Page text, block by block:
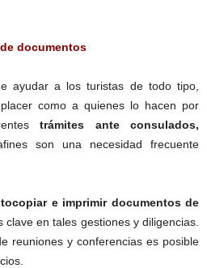
documentos
ayudar a los turistas de todo tipo,
como a quienes lo hacen por
trámites ante consulados,
son una necesidad frecuente
e imprimir documentos de
clave en tales gestiones y diligencias.
reuniones y conferencias es posible